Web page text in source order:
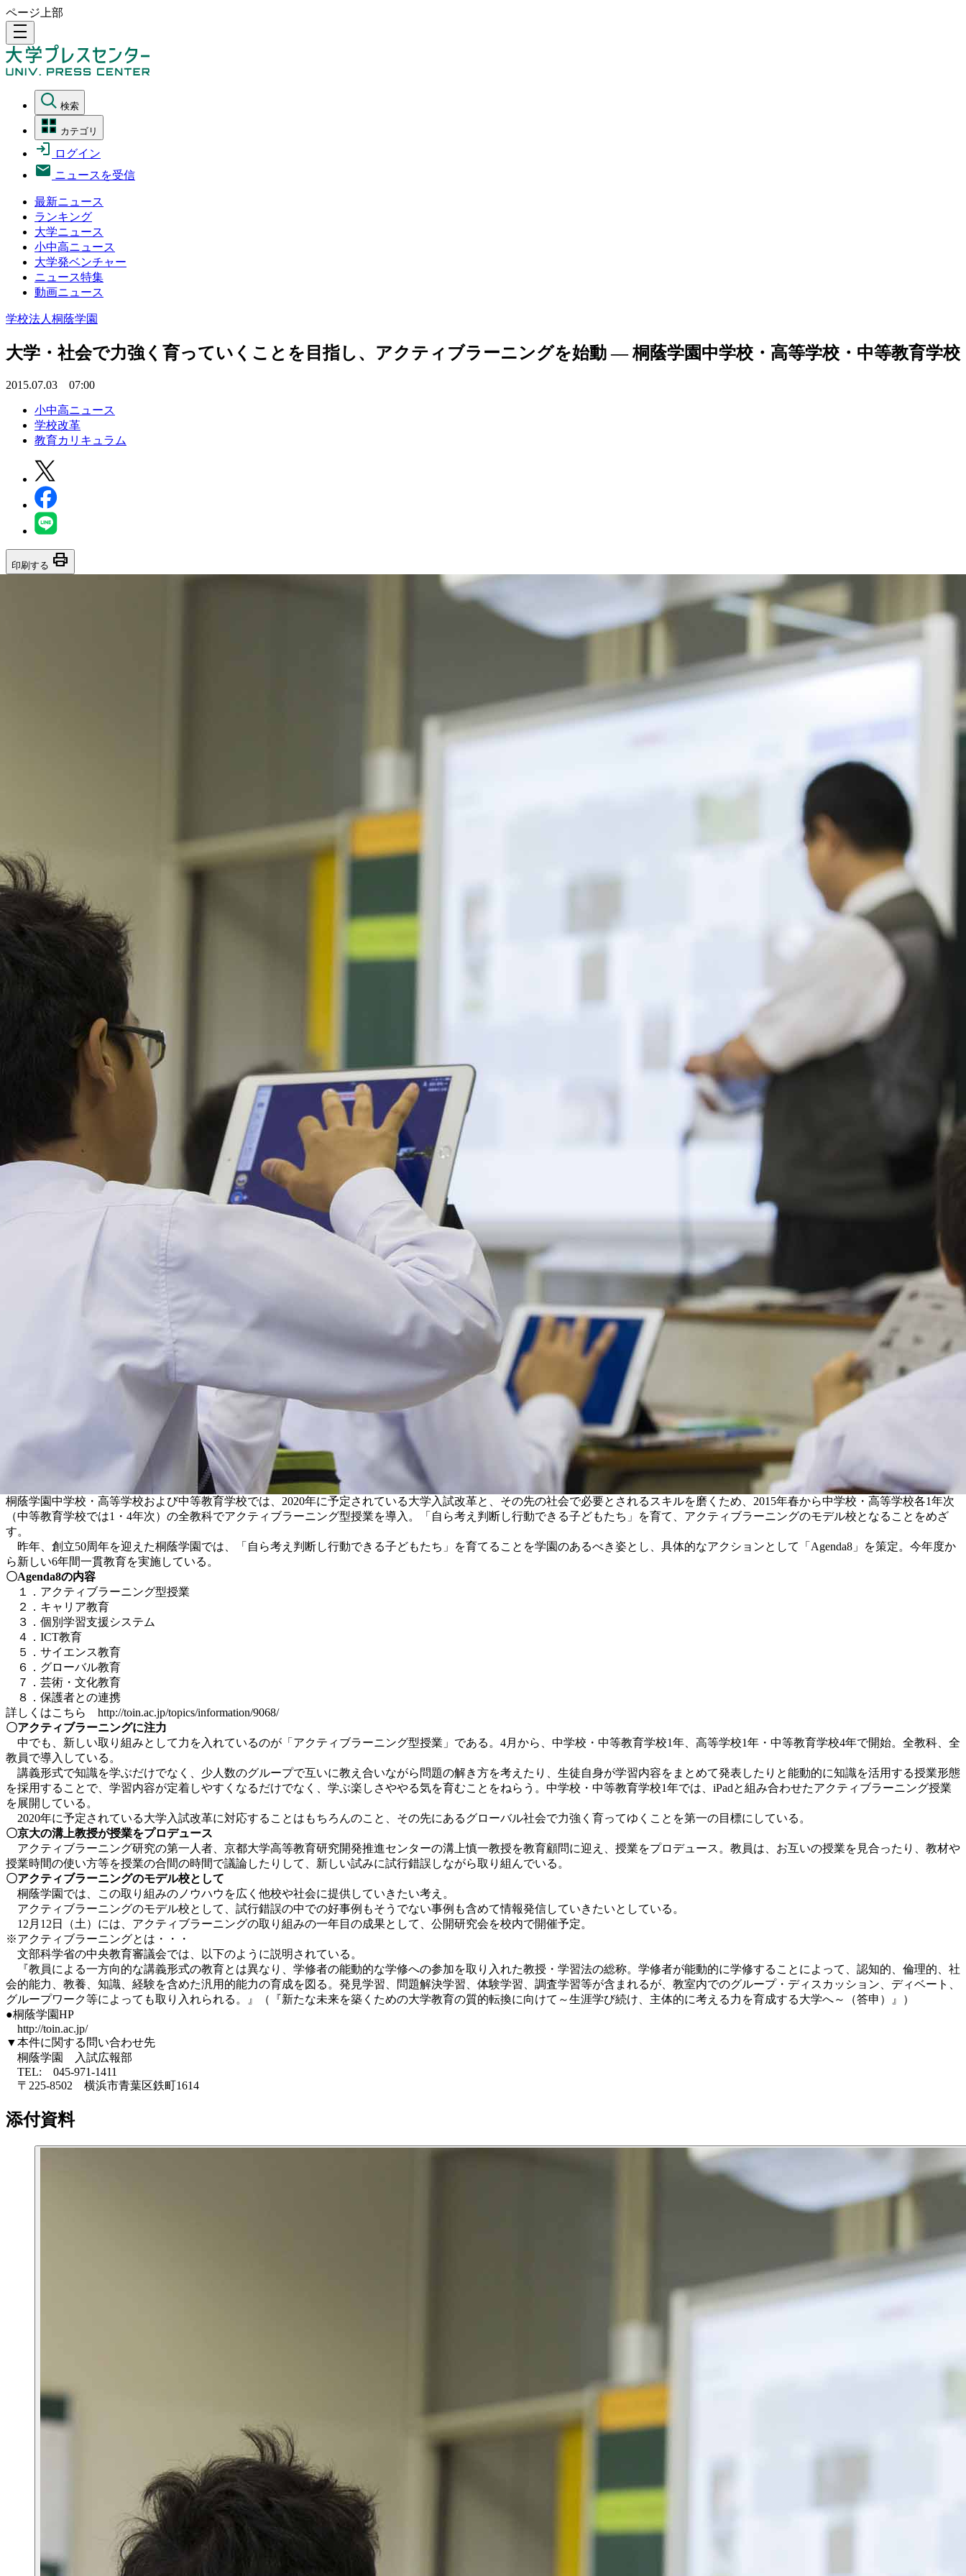
ページ上部
density_medium
検索
カテゴリ
ログイン
ニュースを受信
最新ニュース
ランキング
大学ニュース
小中高ニュース
大学発ベンチャー
ニュース特集
動画ニュース
学校法人桐蔭学園
大学・社会で力強く育っていくことを目指し、アクティブラーニングを始動 — 桐蔭学園中学校・高等学校・中等教育学校
2015.07.03 07:00
小中高ニュース
学校改革
教育カリキュラム
印刷する print
桐蔭学園中学校・高等学校および中等教育学校では、2020年に予定されている大学入試改革と、その先の社会で必要とされるスキルを磨くため、2015年春から中学校・高等学校各1年次
（中等教育学校では1・4年次）の全教科でアクティブラーニング型授業を導入。「自ら考え判断し行動できる子どもたち」を育て、アクティブラーニングのモデル校となることをめざ
す。
昨年、創立50周年を迎えた桐蔭学園では、「自ら考え判断し行動できる子どもたち」を育てることを学園のあるべき姿とし、具体的なアクションとして「Agenda8」を策定。今年度か
ら新しい6年間一貫教育を実施している。
〇Agenda8の内容
１．アクティブラーニング型授業
２．キャリア教育
３．個別学習支援システム
４．ICT教育
５．サイエンス教育
６．グローバル教育
７．芸術・文化教育
８．保護者との連携
詳しくはこちら http://toin.ac.jp/topics/information/9068/
〇アクティブラーニングに注力
中でも、新しい取り組みとして力を入れているのが「アクティブラーニング型授業」である。4月から、中学校・中等教育学校1年、高等学校1年・中等教育学校4年で開始。全教科、全
教員で導入している。
講義形式で知識を学ぶだけでなく、少人数のグループで互いに教え合いながら問題の解き方を考えたり、生徒自身が学習内容をまとめて発表したりと能動的に知識を活用する授業形態
を採用することで、学習内容が定着しやすくなるだけでなく、学ぶ楽しさややる気を育むことをねらう。中学校・中等教育学校1年では、iPadと組み合わせたアクティブラーニング授業
を展開している。
2020年に予定されている大学入試改革に対応することはもちろんのこと、その先にあるグローバル社会で力強く育ってゆくことを第一の目標にしている。
〇京大の溝上教授が授業をプロデュース
アクティブラーニング研究の第一人者、京都大学高等教育研究開発推進センターの溝上慎一教授を教育顧問に迎え、授業をプロデュース。教員は、お互いの授業を見合ったり、教材や
授業時間の使い方等を授業の合間の時間で議論したりして、新しい試みに試行錯誤しながら取り組んでいる。
〇アクティブラーニングのモデル校として
桐蔭学園では、この取り組みのノウハウを広く他校や社会に提供していきたい考え。
アクティブラーニングのモデル校として、試行錯誤の中での好事例もそうでない事例も含めて情報発信していきたいとしている。
12月12日（土）には、アクティブラーニングの取り組みの一年目の成果として、公開研究会を校内で開催予定。
※アクティブラーニングとは・・・
文部科学省の中央教育審議会では、以下のように説明されている。
『教員による一方向的な講義形式の教育とは異なり、学修者の能動的な学修への参加を取り入れた教授・学習法の総称。学修者が能動的に学修することによって、認知的、倫理的、社
会的能力、教養、知識、経験を含めた汎用的能力の育成を図る。発見学習、問題解決学習、体験学習、調査学習等が含まれるが、教室内でのグループ・ディスカッション、ディベート、
グループワーク等によっても取り入れられる。』（『新たな未来を築くための大学教育の質的転換に向けて～生涯学び続け、主体的に考える力を育成する大学へ～（答申）』）
●桐蔭学園HP
http://toin.ac.jp/
▼本件に関する問い合わせ先
桐蔭学園 入試広報部
TEL: 045-971-1411
〒225-8502 横浜市青葉区鉄町1614
添付資料